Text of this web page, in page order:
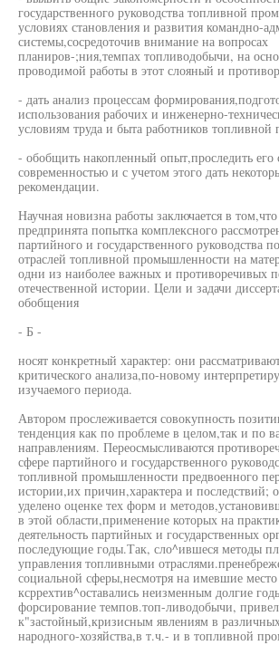
государственного руководства топливной
условиях становления и развития командно-
системы,сосредоточив внимание на вопросах
планиров-;ния,темпах топливодобычи, на
проводимой работы в этот слояный и
- дать анализ процессам
использования рабочих и инженерно-
условиям труда и быта работников
- обобщить накопленный опыт,проследить его
современностью и с учетом этого дать
рекомендации.
Научная новизна работы заключается в
предпринята попытка комплексного
партийного и государственного руководства
отраслей топливной промышленности на
одни из наиболее важных и противоречивых
отечественной истории. Цели и задачи
обобщения
- Б -
носят конкретный характер: они
критического анализа,по-новому
изучаемого периода.
Автором прослеживается совокупность
тенденция как по проблеме в целом,так и по
направлениям. Переосмысливаются
сфере партийного и государственного
топливной промышленности предвоенного
истории,их причин,характера и последствий;
уделено оценке тех форм и
в этой области,применение которых на
деятельность партийных и государственных
последующие годы.Так, сло^ившеся методы
управления топливными
социальной сферы,несмотря на имевшие
ксррехтив^оставались неизменным долгие
форсирование темпов.топ-ливодобычи,
к"застойный,кризисным явлениям в
народного-хозяйства,в т.ч.- и в топливной